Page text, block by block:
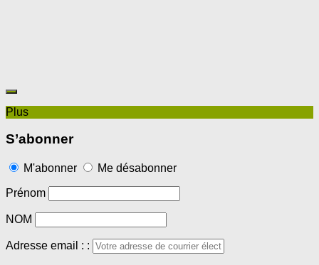
Plus
S’abonner
M'abonner Me désabonner
Prénom
NOM
Adresse email : :